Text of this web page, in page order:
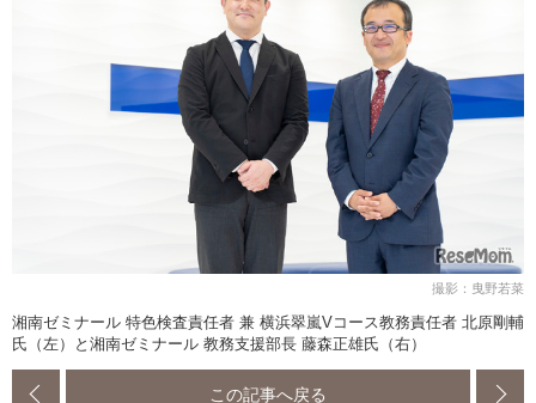
撮影：曳野若菜
湘南ゼミナール 特色検査責任者 兼 横浜翠嵐Vコース教務責任者 北原剛輔
氏（左）と湘南ゼミナール 教務支援部長 藤森正雄氏（右）
この記事へ戻る